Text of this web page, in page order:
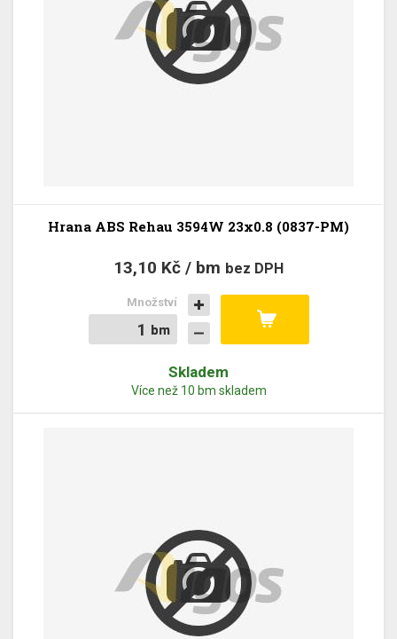
Hrana ABS Rehau 3594W 23x0.8 (0837-PM)
13,10 Kč / bm bez DPH
bm
bm
Množství
Skladem
Více než 10 bm skladem